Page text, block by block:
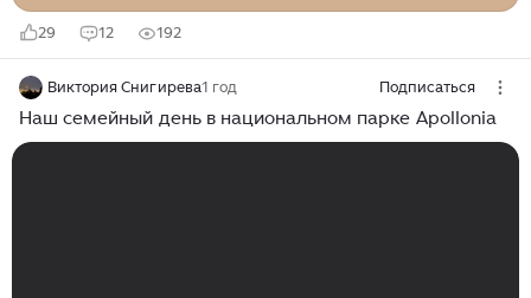
29 12 192
Виктория Снигирева1 год Подписаться
Наш семейный день в национальном парке Apollonia